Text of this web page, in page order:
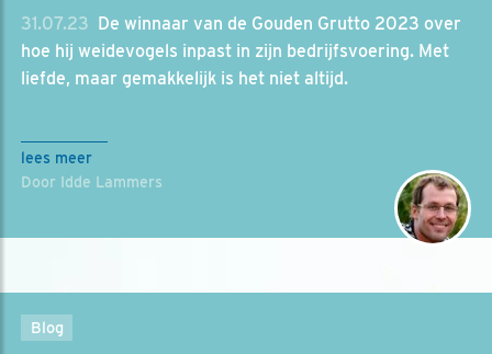
31.07.23 ‎ De winnaar van de Gouden Grutto 2023 over
hoe hij weidevogels inpast in zijn bedrijfsvoering. Met
liefde, maar gemakkelijk is het niet altijd.
lees meer
Door Idde Lammers
Blog